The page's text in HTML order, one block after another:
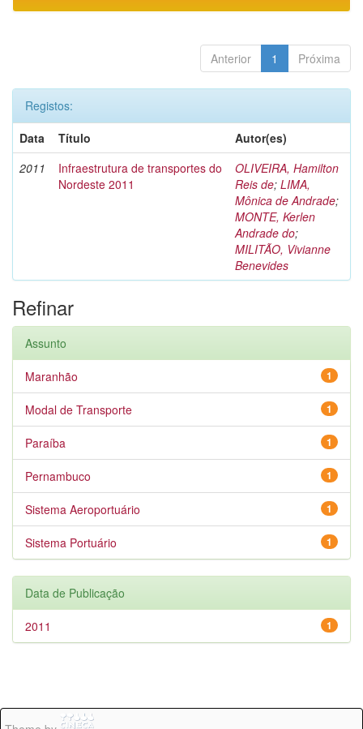
Anterior 1 Próxima
Registos:
Data
Título
Autor(es)
2011
Infraestrutura de transportes do
Nordeste 2011
OLIVEIRA, Hamilton
Reis de; LIMA,
Mônica de Andrade;
MONTE, Kerlen
Andrade do;
MILITÃO, Vivianne
Benevides
Refinar
Assunto
1
Maranhão
1
Modal de Transporte
1
Paraíba
1
Pernambuco
1
Sistema Aeroportuário
1
Sistema Portuário
Data de Publicação
1
2011